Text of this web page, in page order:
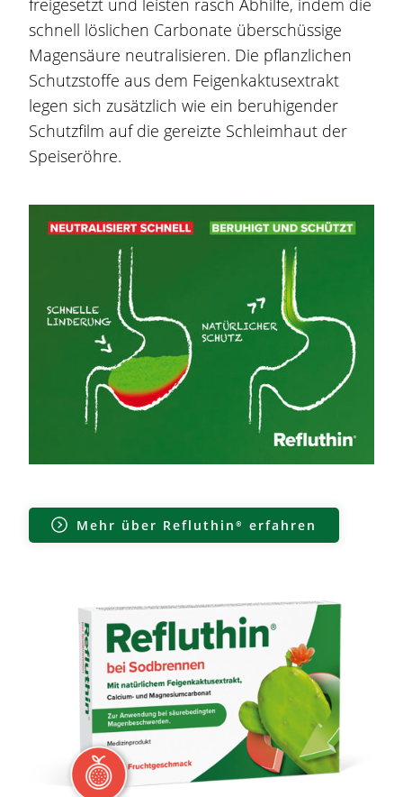
schnell löslichen Carbonate überschüssige
Magensäure neutralisieren. Die pflanzlichen
Schutzstoffe aus dem Feigenkaktusextrakt
legen sich zusätzlich wie ein beruhigender
Schutzfilm auf die gereizte Schleimhaut der
Speiseröhre.
Mehr über Refluthin® erfahren